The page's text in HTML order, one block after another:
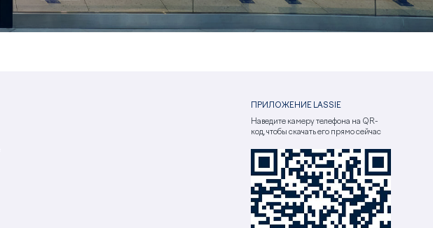
ПРИЛОЖЕНИЕ LASSIE
Наведите камеру телефона на QR-
код, чтобы скачать его прямо сейчас